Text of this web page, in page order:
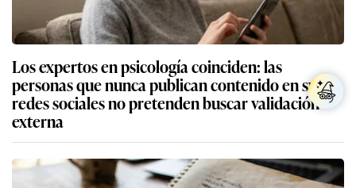
Los expertos en psicología coinciden: las
personas que nunca publican contenido en sus
redes sociales no pretenden buscar validación
externa